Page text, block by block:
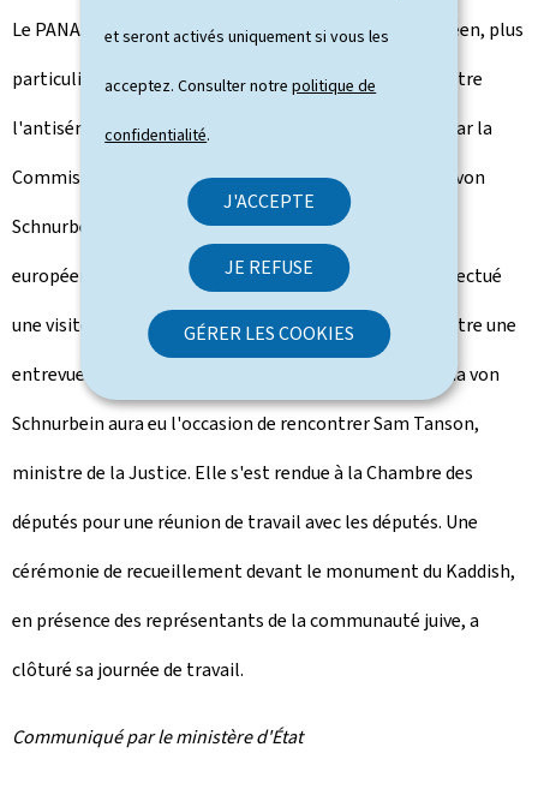
et seront activés uniquement si vous les
acceptez. Consulter notrepolitique de
confidentialité.
J'ACCEPTE
JE REFUSE
GÉRER LES COOKIES
Le PANAS s'inscrit également dans un contexte européen, plus
particulièrement de la première stratégie de lutte contre
l'antisémitisme et de soutien à la vie juive présentée par la
Commission européenne le 5 octobre 2021. Katharina von
Schnurbein, coordinatrice auprès de la Commission
européenne pour la lutte contre l'antisémitisme, a effectué
une visite de travail à Luxembourg à cette occasion. Outre une
entrevue bilatérale avec le Premier ministre, Katharina von
Schnurbein aura eu l'occasion de rencontrer Sam Tanson,
ministre de la Justice. Elle s'est rendue à la Chambre des
députés pour une réunion de travail avec les députés. Une
cérémonie de recueillement devant le monument du Kaddish,
en présence des représentants de la communauté juive, a
clôturé sa journée de travail.
Communiqué par le ministère d'État